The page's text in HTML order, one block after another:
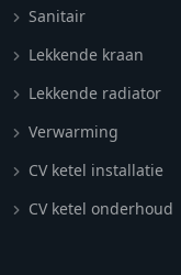
Sanitair
Lekkende kraan
Lekkende radiator
Verwarming
CV ketel installatie
CV ketel onderhoud